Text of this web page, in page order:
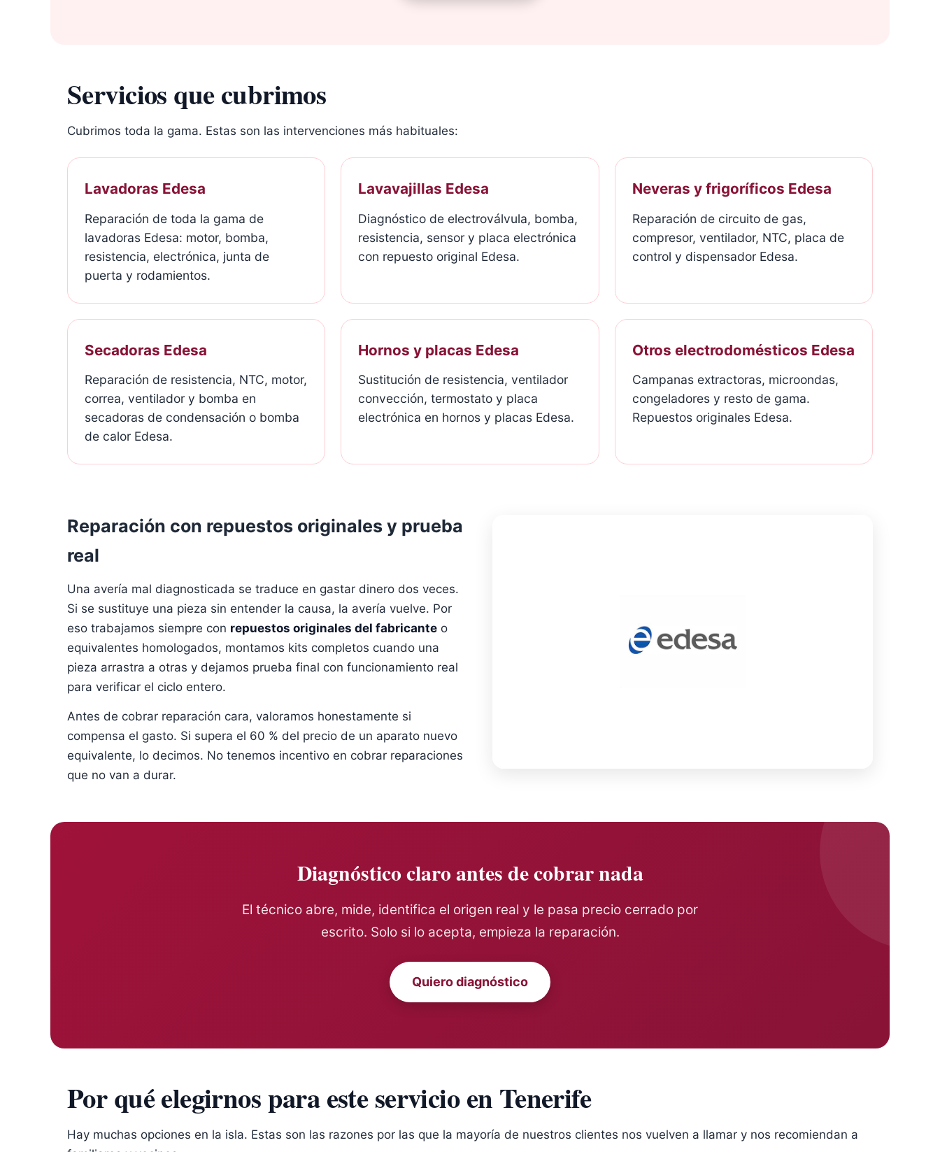
Servicios que cubrimos
Cubrimos toda la gama. Estas son las intervenciones más habituales:
Lavadoras Edesa
Reparación de toda la gama de
lavadoras Edesa: motor, bomba,
resistencia, electrónica, junta de
puerta y rodamientos.
Lavavajillas Edesa
Diagnóstico de electroválvula, bomba,
resistencia, sensor y placa electrónica
con repuesto original Edesa.
Neveras y frigoríficos Edesa
Reparación de circuito de gas,
compresor, ventilador, NTC, placa de
control y dispensador Edesa.
Secadoras Edesa
Reparación de resistencia, NTC, motor,
correa, ventilador y bomba en
secadoras de condensación o bomba
de calor Edesa.
Hornos y placas Edesa
Sustitución de resistencia, ventilador
convección, termostato y placa
electrónica en hornos y placas Edesa.
Otros electrodomésticos Edesa
Campanas extractoras, microondas,
congeladores y resto de gama.
Repuestos originales Edesa.
Reparación con repuestos originales y prueba
real
Una avería mal diagnosticada se traduce en gastar dinero dos veces.
Si se sustituye una pieza sin entender la causa, la avería vuelve. Por
eso trabajamos siempre conrepuestos originales del fabricanteo
equivalentes homologados, montamos kits completos cuando una
pieza arrastra a otras y dejamos prueba final con funcionamiento real
para verificar el ciclo entero.
Antes de cobrar reparación cara, valoramos honestamente si
compensa el gasto. Si supera el 60 % del precio de un aparato nuevo
equivalente, lo decimos. No tenemos incentivo en cobrar reparaciones
que no van a durar.
Diagnóstico claro antes de cobrar nada
El técnico abre, mide, identifica el origen real y le pasa precio cerrado por
escrito. Solo si lo acepta, empieza la reparación.
Quiero diagnóstico
Por qué elegirnos para este servicio en Tenerife
Hay muchas opciones en la isla. Estas son las razones por las que la mayoría de nuestros clientes nos vuelven a llamar y nos recomiendan a
☎ 822 621 123